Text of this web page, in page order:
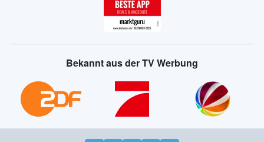
Bekannt aus der TV Werbung